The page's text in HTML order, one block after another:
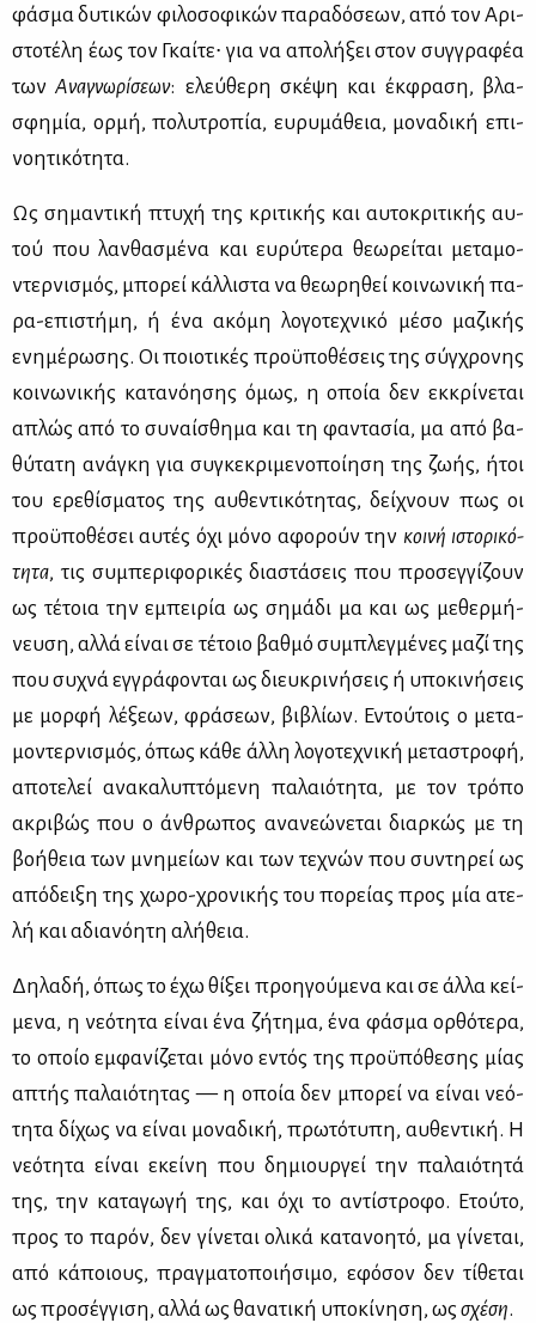
φά­σμα δυ­τι­κών φι­λο­σο­φι­κών πα­ρα­δό­σε­ων, από τον Αρι­
στο­τέ­λη έως τον Γκαί­τε∙ για να απο­λή­ξει στον συγ­γρα­φέα
των Ανα­γνω­ρί­σε­ων: ελεύ­θε­ρη σκέ­ψη και έκ­φρα­ση, βλα­
σφη­μία, ορ­μή, πο­λυ­τρο­πία, ευ­ρυ­μά­θεια, μο­να­δι­κή επι­
νοη­τι­κό­τη­τα.
Ως ση­μα­ντι­κή πτυ­χή της κρι­τι­κής και αυ­το­κρι­τι­κής αυ­
τού που λαν­θα­σμέ­να και ευ­ρύ­τε­ρα θε­ω­ρεί­ται με­τα­μο­
ντερ­νι­σμός, μπο­ρεί κάλ­λι­στα να θε­ω­ρη­θεί κοι­νω­νι­κή πα­
ρα-επι­στή­μη, ή ένα ακό­μη λο­γο­τε­χνι­κό μέ­σο μα­ζι­κής
ενη­μέ­ρω­σης. Οι ποιο­τι­κές προ­ϋ­πο­θέ­σεις της σύγ­χρο­νης
κοι­νω­νι­κής κα­τα­νό­η­σης όμως, η οποία δεν εκ­κρί­νε­ται
απλώς από το συ­ναί­σθη­μα και τη φα­ντα­σία, μα από βα­
θύ­τα­τη ανά­γκη για συ­γκε­κρι­με­νο­ποί­η­ση της ζω­ής, ήτοι
του ερε­θί­σμα­τος της αυ­θε­ντι­κό­τη­τας, δεί­χνουν πως οι
προ­ϋ­πο­θέ­σει αυ­τές όχι μό­νο αφο­ρούν την κοι­νή ιστο­ρι­κό­
τη­τα, τις συ­μπε­ρι­φο­ρι­κές δια­στά­σεις που προ­σεγ­γί­ζουν
ως τέ­τοια την εμπει­ρία ως ση­μά­δι μα και ως με­θερ­μή­
νευ­ση, αλ­λά εί­ναι σε τέ­τοιο βαθ­μό συ­μπλεγ­μέ­νες μα­ζί της
που συ­χνά εγ­γρά­φο­νται ως διευ­κρι­νή­σεις ή υπο­κι­νή­σεις
με μορ­φή λέ­ξε­ων, φρά­σε­ων, βι­βλί­ων. Εντού­τοις ο με­τα­
μο­ντερ­νι­σμός, όπως κά­θε άλ­λη λο­γο­τε­χνι­κή με­τα­στρο­φή,
απο­τε­λεί ανα­κα­λυ­πτό­με­νη πα­λαιό­τη­τα, με τον τρό­πο
ακρι­βώς που ο άν­θρω­πος ανα­νε­ώ­νε­ται διαρ­κώς με τη
βο­ή­θεια των μνη­μεί­ων και των τε­χνών που συ­ντη­ρεί ως
από­δει­ξη της χω­ρο-χρο­νι­κής του πο­ρεί­ας προς μία ατε­
λή και αδια­νό­η­τη αλή­θεια.
Δη­λα­δή, όπως το έχω θί­ξει προη­γού­με­να και σε άλ­λα κεί­
με­να, η νε­ό­τη­τα εί­ναι ένα ζή­τη­μα, ένα φά­σμα ορ­θό­τε­ρα,
το οποίο εμ­φα­νί­ζε­ται μό­νο εντός της προ­ϋ­πό­θε­σης μί­ας
απτής πα­λαιό­τη­τας — η οποία δεν μπο­ρεί να εί­ναι νε­ό­
τη­τα δί­χως να εί­ναι μο­να­δι­κή, πρω­τό­τυ­πη, αυ­θε­ντι­κή. Η
νε­ό­τη­τα εί­ναι εκεί­νη που δη­μιουρ­γεί την πα­λαιό­τη­τά
της, την κα­τα­γω­γή της, και όχι το αντί­στρο­φο. Ετού­το,
προς το πα­ρόν, δεν γί­νε­ται ολι­κά κα­τα­νοη­τό, μα γί­νε­ται,
από κά­ποιους, πραγ­μα­το­ποι­ή­σι­μο, εφό­σον δεν τί­θε­ται
ως προ­σέγ­γι­ση, αλ­λά ως θα­να­τι­κή υπο­κί­νη­ση, ως σχέ­ση.